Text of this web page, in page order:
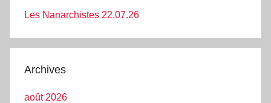
Les Nanarchistes 22.07.26
Archives
août 2026